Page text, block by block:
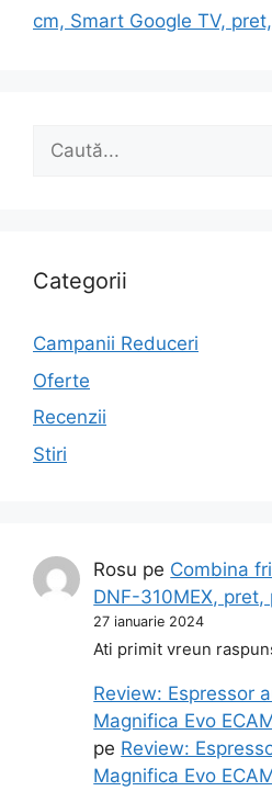
cm, Smart Google TV,
Caută
Categorii
Campanii Reduceri
Oferte
Recenzii
Stiri
Rosu pe Combina
DNF-310MEX, pret,
27 ianuarie 2024
Ati primit vreun
Review: Espressor
Magnifica Evo
pe Review:
Magnifica Evo